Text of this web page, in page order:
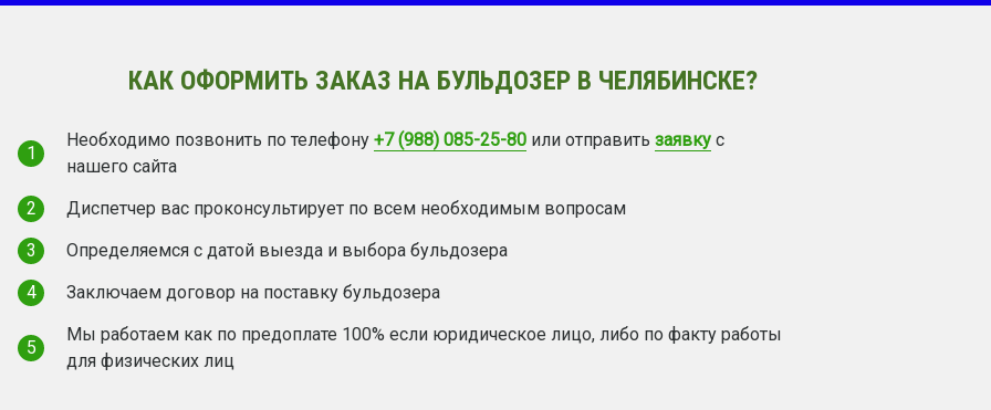
КАК ОФОРМИТЬ ЗАКАЗ НА БУЛЬДОЗЕР В ЧЕЛЯБИНСКЕ?
1
Необходимо позвонить по телефону +7 (988) 085-25-80 или отправить заявку с
нашего сайта
2
Диспетчер вас проконсультирует по всем необходимым вопросам
3
Определяемся с датой выезда и выбора бульдозера
4
Заключаем договор на поставку бульдозера
5
Мы работаем как по предоплате 100% если юридическое лицо, либо по факту работы
для физических лиц